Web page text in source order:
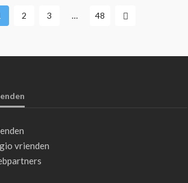
2 3 … 48
vrienden